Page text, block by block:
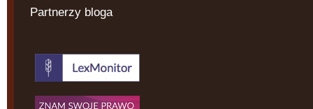
Partnerzy bloga